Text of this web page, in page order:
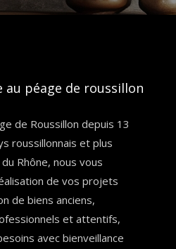
au péage de roussillon
de Roussillon depuis 13
roussillonnais et plus
Rhône, nous vous
de vos projets
de biens anciens,
et attentifs,
avec bienveillance